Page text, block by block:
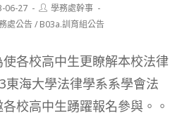
06-27
Post
author:
學務處幹事
處公告/ B03a.訓育組公告
各校高中生更瞭解本校法律
東海大學法律學系系學會法
校高中生踴躍報名參與。。